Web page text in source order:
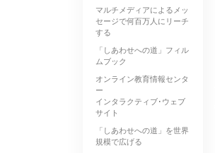
マルチメディアによるメッ
セージで何百万人にリーチ
する
「しあわせへの道」フィル
ムブック
オンライン教育情報センタ
ー
インタラクティブ･ウェブ
サイト
「しあわせへの道」を世界
規模で広げる